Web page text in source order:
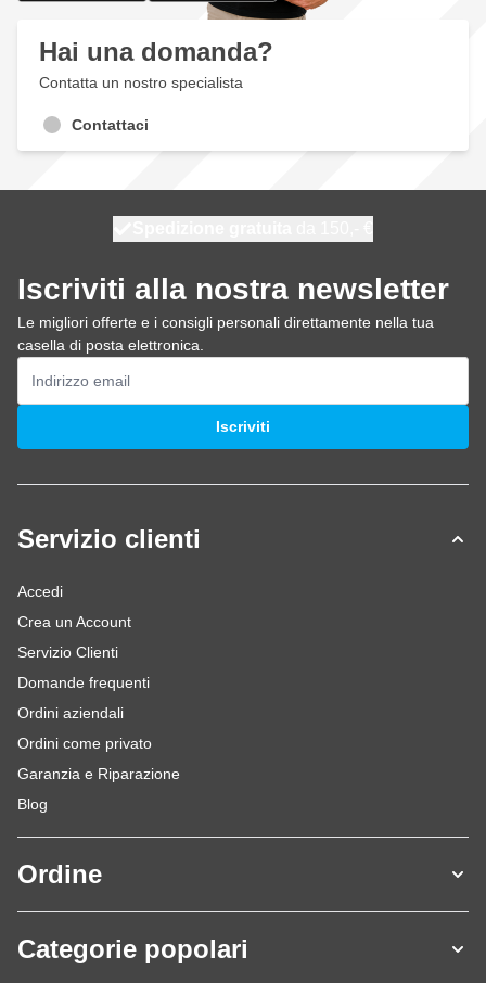
Hai una domanda?
Contatta un nostro specialista
Contattaci
Iscriviti alla nostra newsletter
Le migliori offerte e i consigli personali direttamente nella tua
casella di posta elettronica.
Indirizzo email
Iscriviti
Servizio clienti
Accedi
Crea un Account
Servizio Clienti
Domande frequenti
Ordini aziendali
Ordini come privato
Garanzia e Riparazione
Blog
Ordine
Categorie popolari